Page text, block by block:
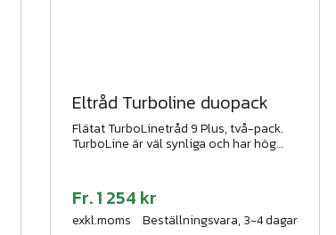
Eltråd Turboline duopack
Flätat TurboLinetråd 9 Plus, två-pack.
TurboLine är väl synliga och har hög
Fr.1 254 kr
exkl.moms Beställningsvara, 3-4 dagar